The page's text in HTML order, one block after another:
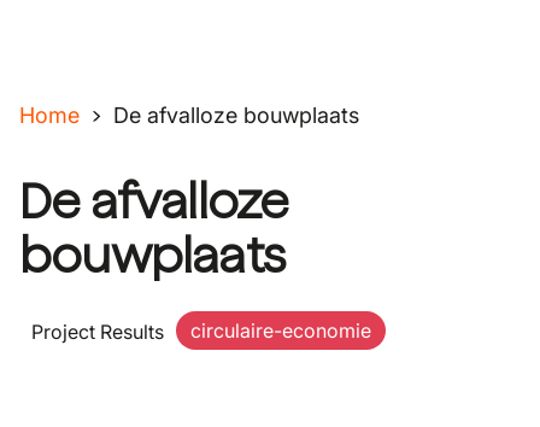
Home De afvalloze bouwplaats
De afvalloze
bouwplaats
Project Results circulaire-economie